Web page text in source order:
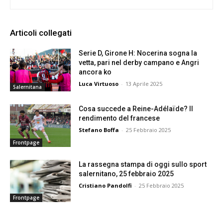
Articoli collegati
Salernitana
Serie D, Girone H: Nocerina sogna la
vetta, pari nel derby campano e Angri
ancora ko
Luca Virtuoso - 13 Aprile 2025
Frontpage
Cosa succede a Reine-Adélaïde? Il
rendimento del francese
Stefano Boffa - 25 Febbraio 2025
Frontpage
La rassegna stampa di oggi sullo sport
salernitano, 25 febbraio 2025
Cristiano Pandolfi - 25 Febbraio 2025